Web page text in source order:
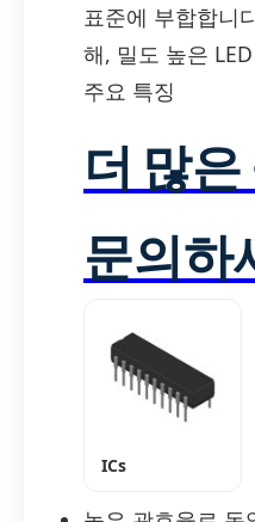
표준에 부합합니
해, 밀도 높은
주요 특징
더 많
문의하
ICs